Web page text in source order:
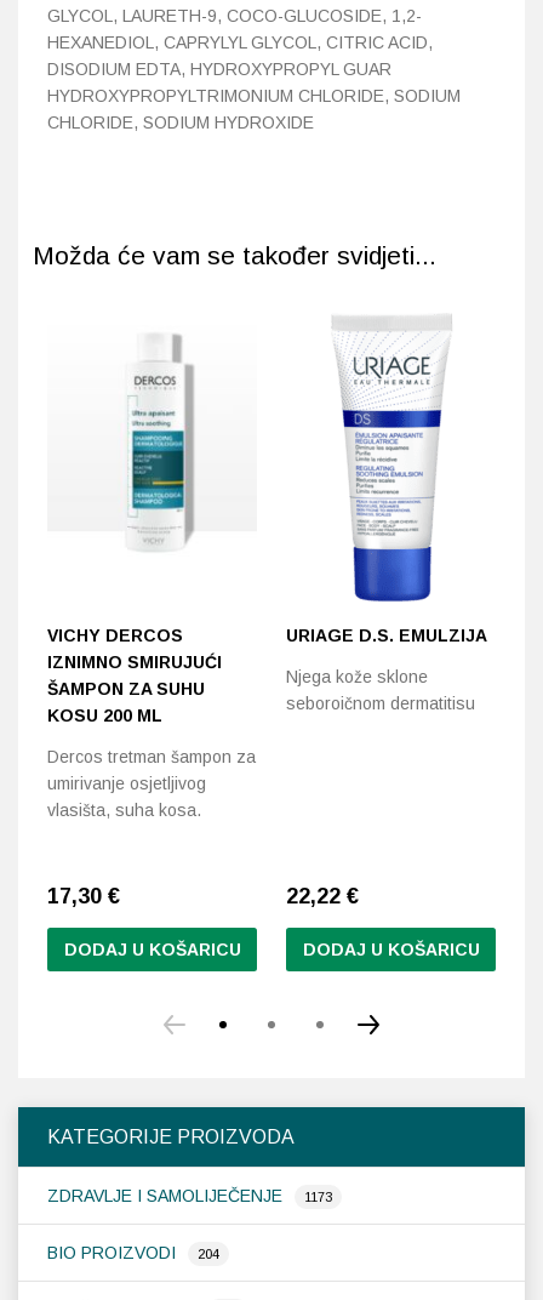
KATEGORIJE PROIZVODA
ZDRAVLJE I SAMOLIJEČENJE 1173
BIO PROIZVODI 204
GLYCOL, LAURETH-9, COCO-GLUCOSIDE, 1,2-
HEXANEDIOL, CAPRYLYL GLYCOL, CITRIC ACID,
DISODIUM EDTA, HYDROXYPROPYL GUAR
HYDROXYPROPYLTRIMONIUM CHLORIDE, SODIUM
CHLORIDE, SODIUM HYDROXIDE
Možda će vam se također svidjeti...
VICHY DERCOS
IZNIMNO SMIRUJUĆI
ŠAMPON ZA SUHU
KOSU 200 ML
Dercos tretman šampon za
umirivanje osjetljivog
vlasišta, suha kosa.
17,30 €
DODAJ U KOŠARICU
URIAGE D.S. EMULZIJA
Njega kože sklone
seboroičnom dermatitisu
22,22 €
DODAJ U KOŠARICU